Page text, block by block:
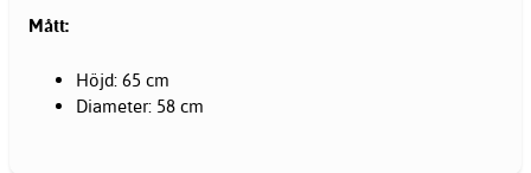
Mått:
Höjd: 65 cm
Diameter: 58 cm